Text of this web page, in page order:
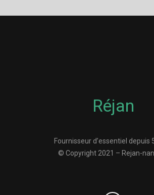
Réjan
Fournisseur d’essentiel depuis
© Copyright 2021 – Rejan-